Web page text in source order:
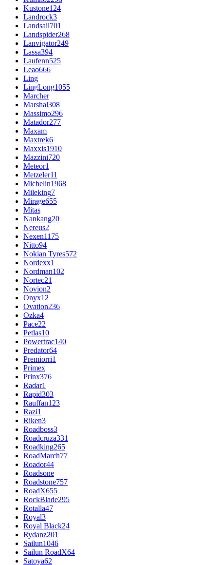
Kustone124
Landrock3
Landsail701
Landspider268
Lanvigator249
Lassa394
Laufenn525
Leao666
Ling
LingLong1055
Marcher
Marshal308
Massimo296
Matador277
Maxam
Maxtrek6
Maxxis1910
Mazzini720
Meteor1
Metzeler11
Michelin1968
Mileking7
Mirage655
Mitas
Nankang20
Nereus2
Nexen1175
Nitto94
Nokian Tyres572
Nordexx1
Nordman102
Nortec21
Novion2
Onyx12
Ovation236
Ozka4
Pace22
Petlas10
Powertrac140
Predator64
Premiorri1
Primex
Prinx376
Radar1
Rapid303
Rauffan123
Razi1
Riken3
Roadboss3
Roadcruza331
Roadking265
RoadMarch77
Roador44
Roadsone
Roadstone757
RoadX655
RockBlade295
Rotalla47
Royal3
Royal Black24
Rydanz201
Sailun1046
Sailun RoadX64
Satoya62